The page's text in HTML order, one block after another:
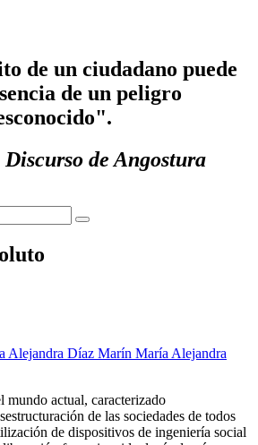
de un ciudadano puede
de un peligro
Discurso de Angostura
María Alejandra
mundo actual, caracterizado
de las sociedades de todos
de dispositivos de ingeniería social